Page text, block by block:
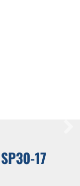
17